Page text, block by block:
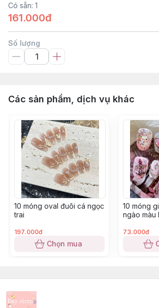
Có sẵn: 1
161.000đ
Số lượng
Các sản phẩm, dịch vụ khác
10 móng oval đuôi cá ngọc
trai
197.000đ
Chọn mua
10 móng
ngào màu
73.000đ